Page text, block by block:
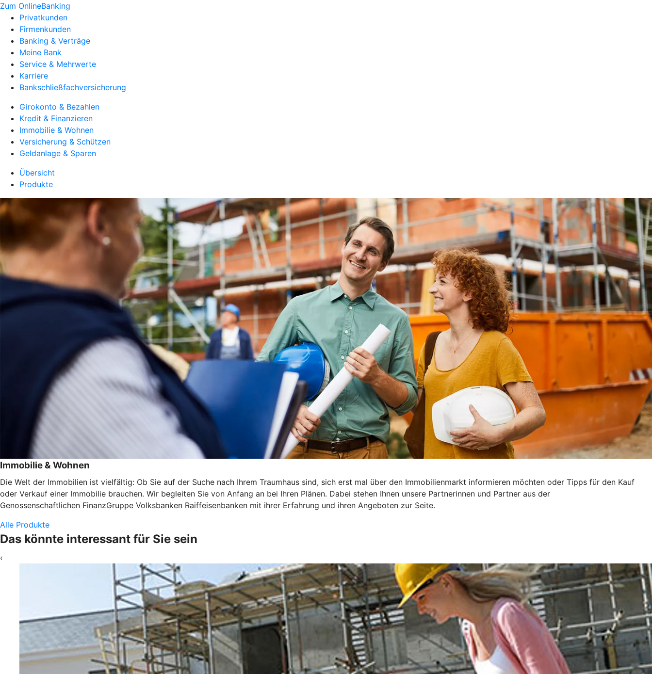
Zum OnlineBanking
Privatkunden
Firmenkunden
Banking & Verträge
Meine Bank
Service & Mehrwerte
Karriere
Bankschließfachversicherung
Girokonto & Bezahlen
Kredit & Finanzieren
Immobilie & Wohnen
Versicherung & Schützen
Geldanlage & Sparen
Übersicht
Produkte
Immobilie & Wohnen
Die Welt der Immobilien ist vielfältig: Ob Sie auf der Suche nach Ihrem Traumhaus sind, sich erst mal über den Immobilienmarkt informieren möchten oder Tipps für den Kauf
oder Verkauf einer Immobilie brauchen. Wir begleiten Sie von Anfang an bei Ihren Plänen. Dabei stehen Ihnen unsere Partnerinnen und Partner aus der
Genossenschaftlichen FinanzGruppe Volksbanken Raiffeisenbanken mit ihrer Erfahrung und ihren Angeboten zur Seite.
Alle Produkte
Das könnte interessant für Sie sein
‹